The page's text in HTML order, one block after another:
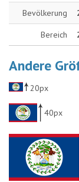
Bevölkerung
Bereich
Andere
20px
40px